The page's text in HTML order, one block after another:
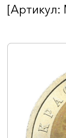
[Артикул: